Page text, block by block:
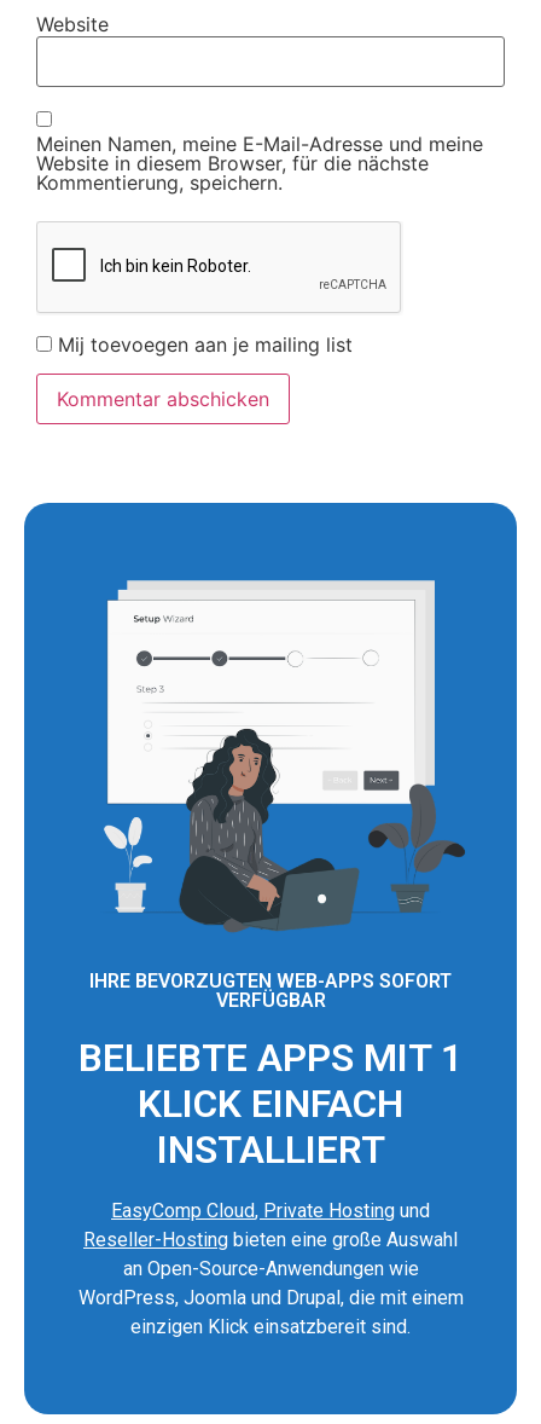
Website
Meinen Namen, meine E-Mail-Adresse und meine
Website in diesem Browser, für die nächste
Kommentierung, speichern.
Mij toevoegen aan je mailing list
IHRE BEVORZUGTEN WEB-APPS SOFORT
VERFÜGBAR
BELIEBTE APPS MIT 1
KLICK EINFACH
INSTALLIERT
EasyComp Cloud, Private Hosting und
Reseller-Hosting bieten eine große Auswahl
an Open-Source-Anwendungen wie
WordPress, Joomla und Drupal, die mit einem
einzigen Klick einsatzbereit sind.